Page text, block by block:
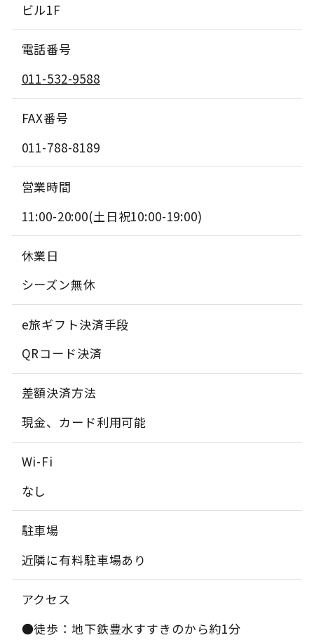
ビル1F
電話番号
011-532-9588
FAX番号
011-788-8189
営業時間
11:00-20:00(土日祝10:00-19:00)
休業日
シーズン無休
e旅ギフト決済手段
QRコード決済
差額決済方法
現金、カード利用可能
Wi-Fi
なし
駐車場
近隣に有料駐車場あり
アクセス
●徒歩：地下鉄豊水すすきのから約1分